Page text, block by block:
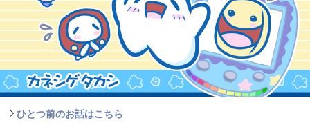
ひとつ前のお話はこちら